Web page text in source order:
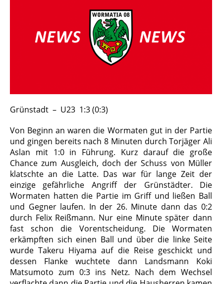
Grünstadt – U23 1:3 (0:3)
Von Beginn an waren die Wormaten gut in der Partie
und gingen bereits nach 8 Minuten durch Torjäger Ali
Aslan mit 1:0 in Führung. Kurz darauf die große
Chance zum Ausgleich, doch der Schuss von Müller
klatschte an die Latte. Das war für lange Zeit der
einzige gefährliche Angriff der Grünstädter. Die
Wormaten hatten die Partie im Griff und ließen Ball
und Gegner laufen. In der 26. Minute dann das 0:2
durch Felix Reißmann. Nur eine Minute später dann
fast schon die Vorentscheidung. Die Wormaten
erkämpften sich einen Ball und über die linke Seite
wurde Takeru Hiyama auf die Reise geschickt und
dessen Flanke wuchtete dann Landsmann Koki
Matsumoto zum 0:3 ins Netz. Nach dem Wechsel